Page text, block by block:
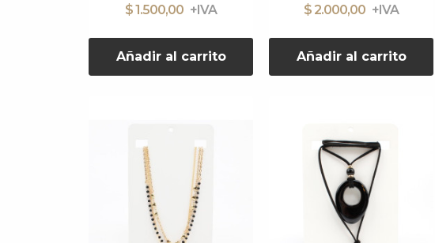
$ 1.500,00
Añadir al carrito
$ 2.000,00
Añadir al carrito